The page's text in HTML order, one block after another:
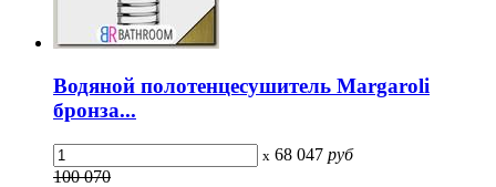
Водяной полотенцесушитель Margaroli
бронза...
x 68 047 руб
100 070